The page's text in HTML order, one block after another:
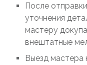
После
уточнения
мастеру
внештатные
Выезд мастера